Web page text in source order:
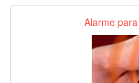
Alarme